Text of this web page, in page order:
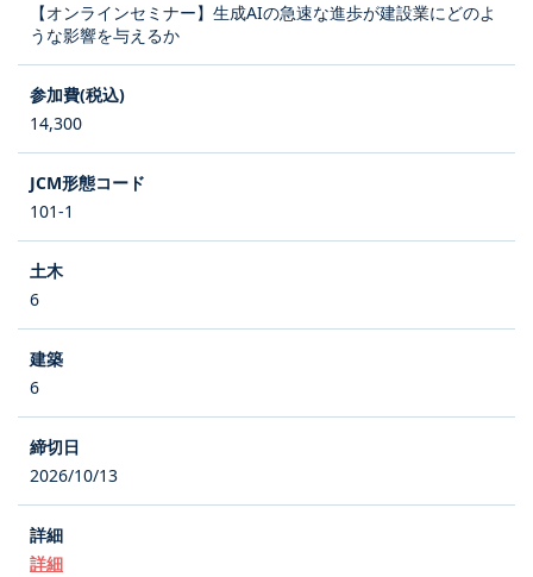
【オンラインセミナー】生成AIの急速な進歩が建設業にどのよ
うな影響を与えるか
14,300
101-1
6
6
2026/10/13
詳細